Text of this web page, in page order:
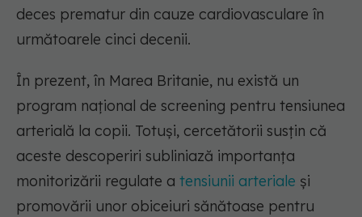
deces prematur din cauze cardiovasculare în
următoarele cinci decenii.
În prezent, în Marea Britanie, nu există un
program național de screening pentru tensiunea
arterială la copii. Totuși, cercetătorii susțin că
aceste descoperiri subliniază importanța
monitorizării regulate a tensiunii arteriale și
promovării unor obiceiuri sănătoase pentru